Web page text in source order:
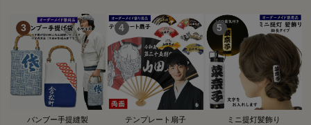
バンブー手提縫製 テンプレート扇子 ミニ提灯髪飾り